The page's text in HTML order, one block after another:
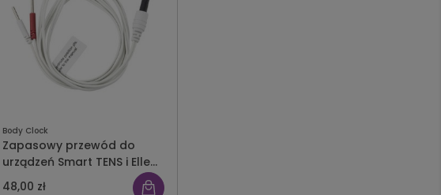
Body Clock
Zapasowy przewód do
urządzeń Smart TENS i Elle
TENS
48,00 zł